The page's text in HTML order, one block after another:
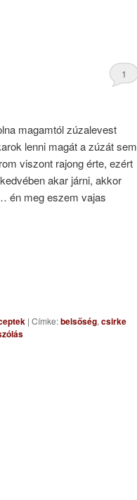
1
magamtól zúzalevest
lenni magát a zúzát sem
viszont rajong érte, ezért
akar járni, akkor
én meg eszem vajas
| Címke:belsőség, csirke